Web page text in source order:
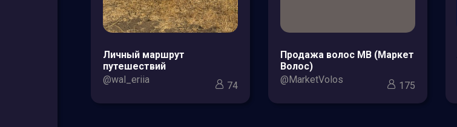
Личный маршрут
путешествий
@wal_eriia
74
Продажа волос МВ (Маркет
Волос)
@MarketVolos
175